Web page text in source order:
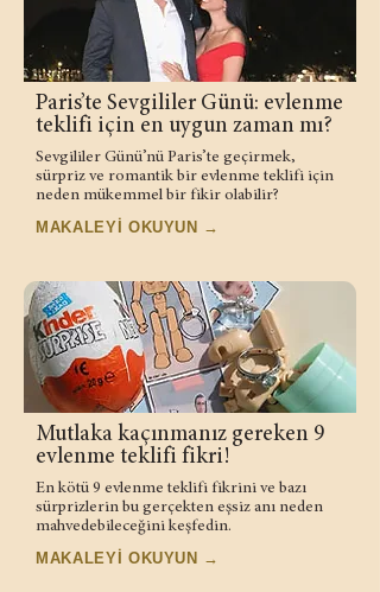
Paris’te Sevgililer Günü: evlenme
teklifi için en uygun zaman mı?
Sevgililer Günü’nü Paris’te geçirmek,
sürpriz ve romantik bir evlenme teklifi için
neden mükemmel bir fikir olabilir?
MAKALEYİ OKUYUN →
Mutlaka kaçınmanız gereken 9
evlenme teklifi fikri!
En kötü 9 evlenme teklifi fikrini ve bazı
sürprizlerin bu gerçekten eşsiz anı neden
mahvedebileceğini keşfedin.
MAKALEYİ OKUYUN →